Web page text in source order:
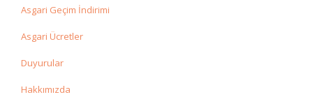
Asgari Geçim İndirimi
Asgari Ücretler
Duyurular
Hakkımızda